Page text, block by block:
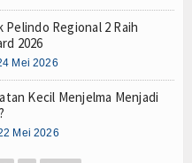
Regional 2 Raih
2026
Mei 2026
Kecil Menjelma Menjadi
Mei 2026